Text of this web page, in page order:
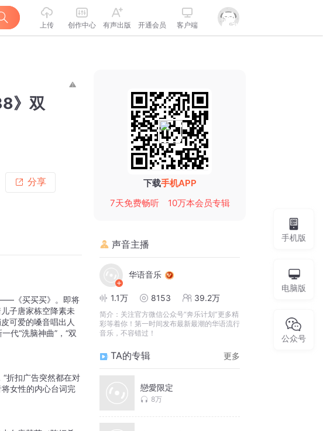
上传 创作中心 有声出版 开通会员 客户端
》双
分享
——《买买买》。即将
子唐家栋空降素未
可爱的嗓音唱出人
代“洗脑神曲”，“双
折扣广告突然都在对
女性的内心台词完
下载手机APP
7天免费畅听
10万本会员专辑
声音主播
华语音乐
1.1万 8153 39.2万
简介： 关注官方微信公众号“奔乐计划”更多精
彩等着你！第一时间发布最新最潮的华语流行
音乐，不容错过！
TA的专辑 更多
戀愛限定
8万
手机版
电脑版
公众号